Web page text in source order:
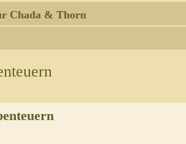
Chada & Thorn